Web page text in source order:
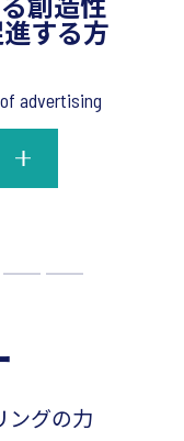
する方
advertising
ングの力